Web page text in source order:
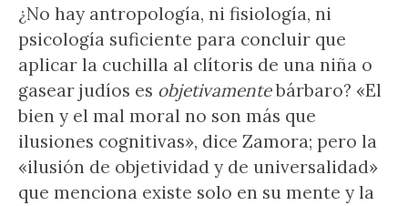
¿No hay antropología, ni fisiología, ni
psicología suficiente para concluir que
aplicar la cuchilla al clítoris de una niña o
gasear judíos es objetivamentebárbaro? «El
bien y el mal moral no son más que
ilusiones cognitivas», dice Zamora; pero la
«ilusión de objetividad y de universalidad»
que menciona existe solo en su mente y la